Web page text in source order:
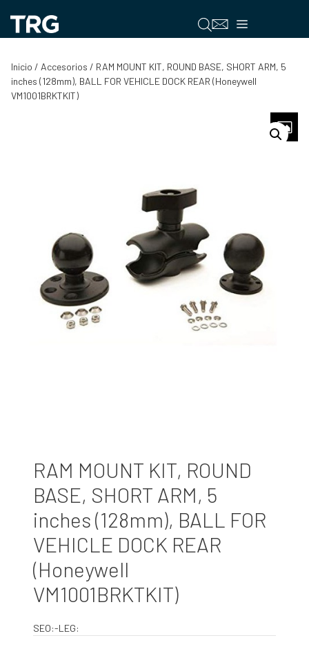
contenido
Menú
Inicio / Accesorios / RAM MOUNT KIT, ROUND BASE, SHORT ARM, 5
inches (128mm), BALL FOR VEHICLE DOCK REAR (Honeywell
VM1001BRKTKIT)
RAM MOUNT KIT, ROUND
BASE, SHORT ARM, 5
inches (128mm), BALL FOR
VEHICLE DOCK REAR
(Honeywell
VM1001BRKTKIT)
SEO:-LEG: